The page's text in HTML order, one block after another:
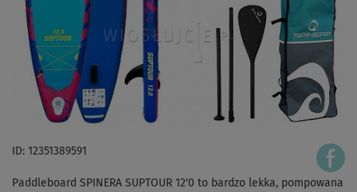
ID: 12351389591
Paddleboard SPINERA SUPTOUR 12'0 to bardzo lekka, pompowana